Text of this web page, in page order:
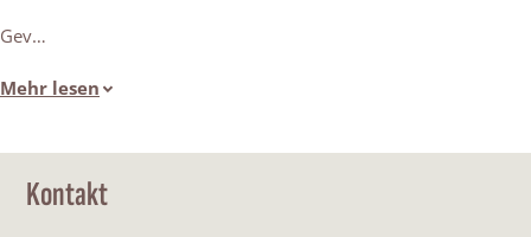
Gev…
Mehr lesen
Kontakt